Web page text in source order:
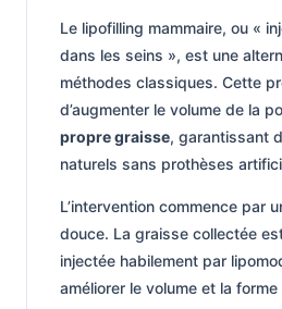
Le lipofilling mammaire, ou «
dans les seins », est une
méthodes classiques. Cette
d’augmenter le volume de la
propre graisse, garantissant
naturels sans prothèses
L’intervention commence par
douce. La graisse collectée
injectée habilement par
améliorer le volume et la